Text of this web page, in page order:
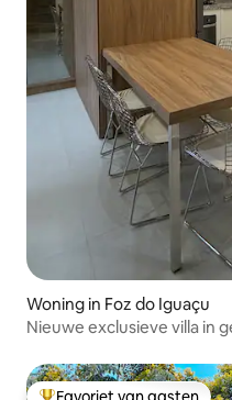
Woning in Foz do Iguaçu
Nieuwe exclusieve villa in